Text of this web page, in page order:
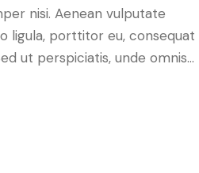
nisi. Aenean vulputate
ligula, porttitor eu, consequat
ut perspiciatis, unde omnis…